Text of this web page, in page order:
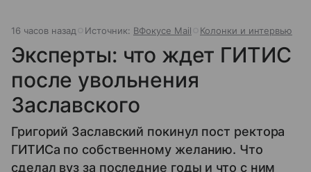
16 часов назад Источник: ВФокусе Mail Колонки и интервью
Эксперты: что ждет ГИТИС
после увольнения
Заславского
Григорий Заславский покинул пост ректора
ГИТИСа по собственному желанию. Что
сделал вуз за последние годы и что с ним